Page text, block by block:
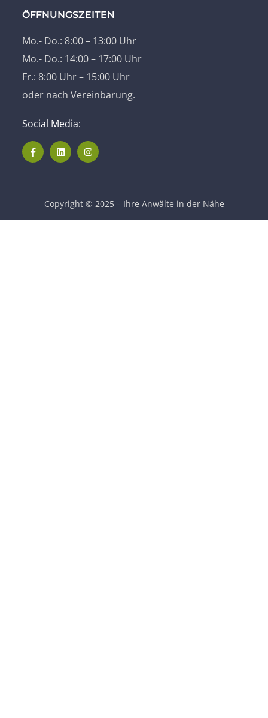
ÖFFNUNGSZEITEN
Mo.- Do.: 8:00 – 13:00 Uhr
Mo.- Do.: 14:00 – 17:00 Uhr
Fr.: 8:00 Uhr – 15:00 Uhr
oder nach Vereinbarung.
Social Media:
Copyright © 2025 – Ihre Anwälte in der Nähe